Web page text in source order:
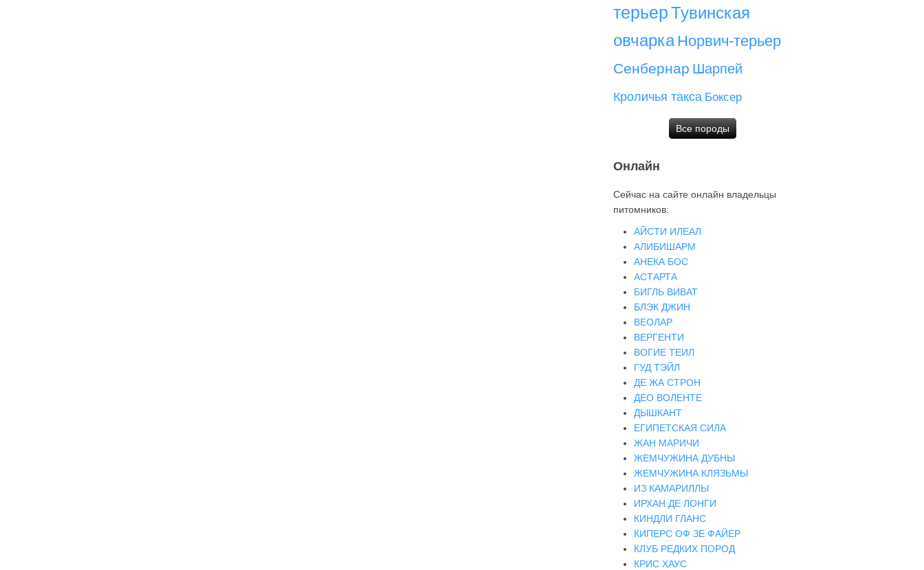
терьерТувинская
овчарка Норвич-терьер
Сенбернар Шарпей
Кроличья такса Боксер
Все породы
Онлайн
Сейчас на сайте онлайн владельцы
питомников:
АЙСТИ ИЛЕАЛ
АЛИБИШАРМ
АНЕКА БОС
АСТАРТА
БИГЛЬ ВИВАТ
БЛЭК ДЖИН
ВЕОЛАР
ВЕРГЕНТИ
ВОГИЕ ТЕИЛ
ГУД ТЭЙЛ
ДЕ ЖА СТРОН
ДЕО ВОЛЕНТЕ
ДЫШКАНТ
ЕГИПЕТСКАЯ СИЛА
ЖАН МАРИЧИ
ЖЕМЧУЖИНА ДУБНЫ
ЖЕМЧУЖИНА КЛЯЗЬМЫ
ИЗ КАМАРИЛЛЫ
ИРХАН ДЕ ЛОНГИ
КИНДЛИ ГЛАНС
КИПЕРС ОФ ЗЕ ФАЙЕР
КЛУБ РЕДКИХ ПОРОД
КРИС ХАУС